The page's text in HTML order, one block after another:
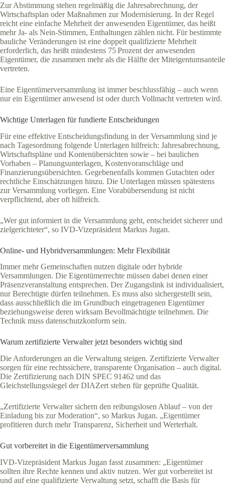
Zur Abstimmung stehen regelmäßig die Jahresabrechnung, der
Wirtschaftsplan oder Maßnahmen zur Modernisierung. In der Regel
reicht eine einfache Mehrheit der anwesenden Eigentümer, das heißt
mehr Ja- als Nein-Stimmen, Enthaltungen zählen nicht. Für bestimmte
bauliche Veränderungen ist eine doppelt qualifizierte Mehrheit
erforderlich, das heißt mindestens 75 Prozent der anwesenden
Eigentümer, die zusammen mehr als die Hälfte der Miteigentumsanteile
vertreten.
Eine Eigentümerversammlung ist immer beschlussfähig – auch wenn
nur ein Eigentümer anwesend ist oder durch Vollmacht vertreten wird.
Wichtige Unterlagen für fundierte Entscheidungen
Für eine effektive Entscheidungsfindung in der Versammlung sind je
nach Tagesordnung folgende Unterlagen hilfreich: Jahresabrechnung,
Wirtschaftspläne und Kontenübersichten sowie – bei baulichen
Vorhaben – Planungsunterlagen, Kostenvoranschläge und
Finanzierungsübersichten. Gegebenenfalls kommen Gutachten oder
rechtliche Einschätzungen hinzu. Die Unterlagen müssen spätestens
zur Versammlung vorliegen. Eine Vorabübersendung ist nicht
verpflichtend, aber oft hilfreich.
„Wer gut informiert in die Versammlung geht, entscheidet sicherer und
zielgerichteter“, so IVD-Vizepräsident Markus Jugan.
Online- und Hybridversammlungen: Mehr Flexibilität
Immer mehr Gemeinschaften nutzen digitale oder hybride
Versammlungen. Die Eigentümerrechte müssen dabei denen einer
Präsenzveranstaltung entsprechen. Der Zugangslink ist individualisiert,
nur Berechtigte dürfen teilnehmen. Es muss also sichergestellt sein,
dass ausschließlich die im Grundbuch eingetragenen Eigentümer
beziehungsweise deren wirksam Bevollmächtigte teilnehmen. Die
Technik muss datenschutzkonform sein.
Warum zertifizierte Verwalter jetzt besonders wichtig sind
Die Anforderungen an die Verwaltung steigen. Zertifizierte Verwalter
sorgen für eine rechtssichere, transparente Organisation – auch digital.
Die Zertifizierung nach DIN SPEC 91462 und das
Gleichstellungssiegel der DIAZert stehen für geprüfte Qualität.
„Zertifizierte Verwalter sichern den reibungslosen Ablauf – von der
Einladung bis zur Moderation“, so Markus Jugan. „Eigentümer
profitieren durch mehr Transparenz, Sicherheit und Werterhalt.
Gut vorbereitet in die Eigentümerversammlung
IVD-Vizepräsident Markus Jugan fasst zusammen: „Eigentümer
sollten ihre Rechte kennen und aktiv nutzen. Wer gut vorbereitet ist
und auf eine qualifizierte Verwaltung setzt, schafft die Basis für